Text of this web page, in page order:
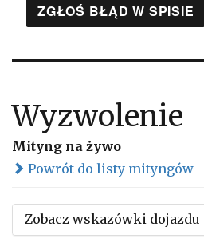
ZGŁOŚ BŁĄD W SPISIE
Wyzwolenie
Mityng na żywo
Powrót do listy mityngów
Zobacz wskazówki dojazdu